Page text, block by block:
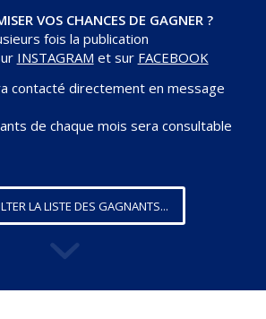
VOS CHANCES DE GAGNER ?
fois la publication
INSTAGRAM et sur FACEBOOK
contacté directement en message
de chaque mois sera consultable
LA LISTE DES GAGNANTS...